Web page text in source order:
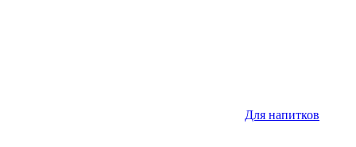
Для напитков